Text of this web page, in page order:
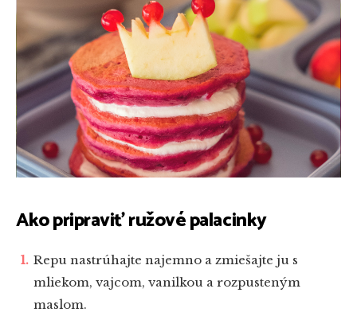
Ako pripraviť ružové palacinky
Repu nastrúhajte najemno a zmiešajte ju s
mliekom, vajcom, vanilkou a rozpusteným
maslom.